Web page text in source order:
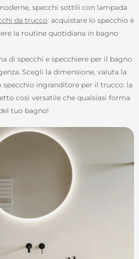
specchi sottili con lampada
da trucco: acquistare lo specchio è
la routine quotidiana in bagno
di specchi e specchiere per il bagno
Scegli la dimensione, valuta la
ingranditore per il trucco: la
così versatile che qualsiasi forma
tuo bagno!